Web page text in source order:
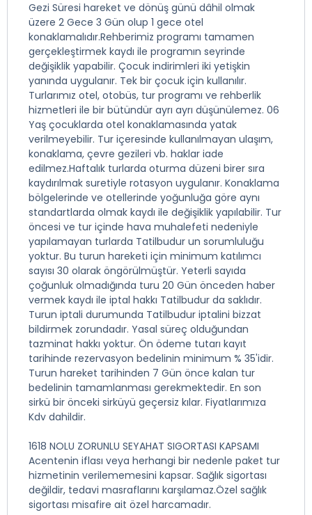
Gezi Süresi hareket ve dönüş günü dâhil olmak
üzere 2 Gece 3 Gün olup 1 gece otel
konaklamalıdır.Rehberimiz programı tamamen
gerçekleştirmek kaydı ile programın seyrinde
değişiklik yapabilir. Çocuk indirimleri iki yetişkin
yanında uygulanır. Tek bir çocuk için kullanılır.
Turlarımız otel, otobüs, tur programı ve rehberlik
hizmetleri ile bir bütündür ayrı ayrı düşünülemez. 06
Yaş çocuklarda otel konaklamasında yatak
verilmeyebilir. Tur içeresinde kullanılmayan ulaşım,
konaklama, çevre gezileri vb. haklar iade
edilmez.Haftalık turlarda oturma düzeni birer sıra
kaydırılmak suretiyle rotasyon uygulanır. Konaklama
bölgelerinde ve otellerinde yoğunluğa göre aynı
standartlarda olmak kaydı ile değişiklik yapılabilir. Tur
öncesi ve tur içinde hava muhalefeti nedeniyle
yapılamayan turlarda Tatilbudur un sorumluluğu
yoktur. Bu turun hareketi için minimum katılımcı
sayısı 30 olarak öngörülmüştür. Yeterli sayıda
çoğunluk olmadığında turu 20 Gün önceden haber
vermek kaydı ile iptal hakkı Tatilbudur da saklıdır.
Turun iptali durumunda Tatilbudur iptalini bizzat
bildirmek zorundadır. Yasal süreç olduğundan
tazminat hakkı yoktur. Ön ödeme tutarı kayıt
tarihinde rezervasyon bedelinin minimum % 35'idir.
Turun hareket tarihinden 7 Gün önce kalan tur
bedelinin tamamlanması gerekmektedir. En son
sirkü bir önceki sirküyü geçersiz kılar. Fiyatlarımıza
Kdv dahildir.
1618 NOLU ZORUNLU SEYAHAT SIGORTASI KAPSAMI
Acentenin iflası veya herhangi bir nedenle paket tur
hizmetinin verilememesini kapsar. Sağlık sigortası
değildir, tedavi masraflarını karşılamaz.Özel sağlık
sigortası misafire ait özel harcamadır.